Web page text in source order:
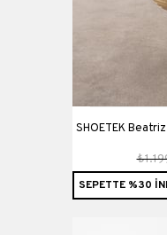
SHOETEK
SEPETTE %30